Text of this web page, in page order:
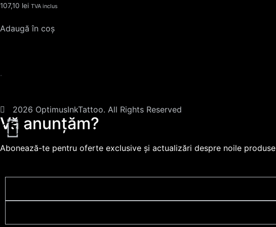
107,10 lei TVA inclus
Adaugă în coș
.
2026 OptimusInkTattoo. All Rights Reserved
Vă anunțăm?
Abonează-te pentru oferte exclusive și actualizări despre noile produse